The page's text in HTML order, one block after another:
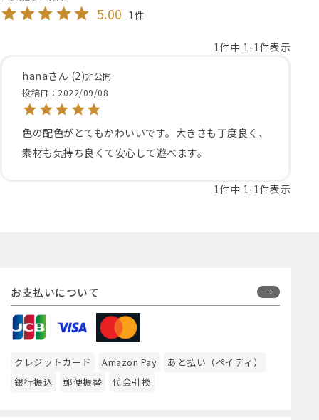
5.00 1
1件中 1 -1件表示
hana
2 非公開
投稿日
2022/09/08
色の配色がとてもかわいいです。大きさも丁度良く、
素材も気持ち良くて安心して遊べます。
1件中 1 -1件表示
お支払いについて
クレジットカード Amazon Pay
あと払い（ペイディ）
銀行振込
郵便振替 代金引換